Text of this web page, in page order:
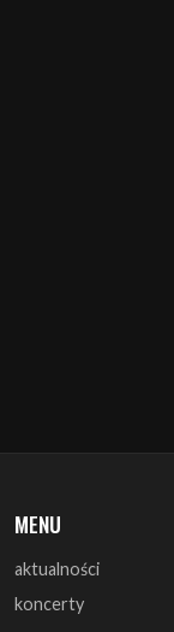
aktualności
zapowiedzi
recenzje
zagrali